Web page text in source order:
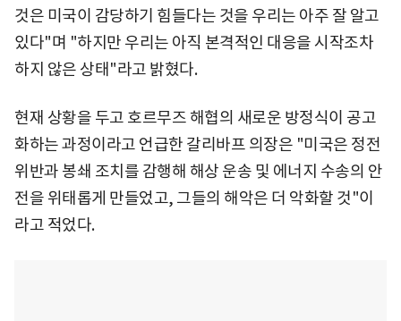
것은 미국이 감당하기 힘들다는 것을 우리는 아주 잘 알고
있다"며 "하지만 우리는 아직 본격적인 대응을 시작조차
하지 않은 상태"라고 밝혔다.
현재 상황을 두고 호르무즈 해협의 새로운 방정식이 공고
화하는 과정이라고 언급한 갈리바프 의장은 "미국은 정전
위반과 봉쇄 조치를 감행해 해상 운송 및 에너지 수송의 안
전을 위태롭게 만들었고, 그들의 해악은 더 악화할 것"이
라고 적었다.